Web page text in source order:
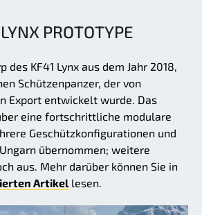
PROTOTYPE
des KF41 Lynx aus dem Jahr 2018,
Schützenpanzer, der von
Export entwickelt wurde. Das
eine fortschrittliche modulare
Geschützkonfigurationen und
übernommen; weitere
aus. Mehr darüber können Sie in
Artikel lesen.